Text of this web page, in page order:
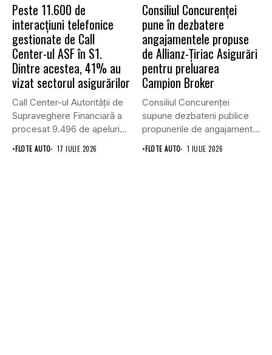
Peste 11.600 de
interacțiuni telefonice
gestionate de Call
Center-ul ASF în S1.
Dintre acestea, 41% au
vizat sectorul asigurărilor
Call Center-ul Autorității de
Supraveghere Financiară a
procesat 9.496 de apeluri
primite...
•FLOTE AUTO 17 IULIE 2026
Consiliul Concurenţei
pune în dezbatere
angajamentele propuse
de Allianz-Ţiriac Asigurări
pentru preluarea
Campion Broker
Consiliul Concurenţei
supune dezbaterii publice
propunerile de angajamente
formulate de Allianz-Ţiriac
•FLOTE AUTO 1 IULIE 2026